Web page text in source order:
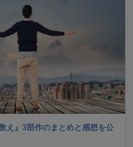
え』3部作のまとめと感想を公